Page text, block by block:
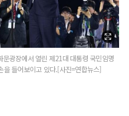
광장에서 열린 제21대 대통령 국민임명
을 들어보이고 있다.[사진=연합뉴스]